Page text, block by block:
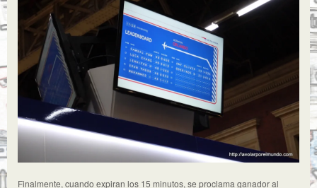
Finalmente, cuando expiran los 15 minutos, se proclama ganador al